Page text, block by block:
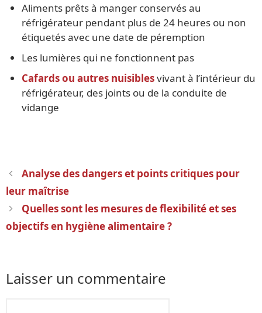
Aliments prêts à manger conservés au
réfrigérateur pendant plus de 24 heures ou non
étiquetés avec une date de péremption
Les lumières qui ne fonctionnent pas
Cafards ou autres nuisiblesvivant à l’intérieur du
réfrigérateur, des joints ou de la conduite de
vidange
Navigation
des
Analyse des dangers et points critiques pour
leur maîtrise
Quelles sont les mesures de flexibilité et ses
objectifs en hygiène alimentaire ?
Laisser un commentaire